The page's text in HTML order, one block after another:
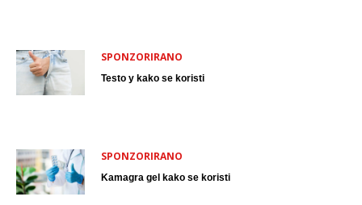
SPONZORIRANO
Testo y kako se koristi
SPONZORIRANO
Kamagra gel kako se koristi